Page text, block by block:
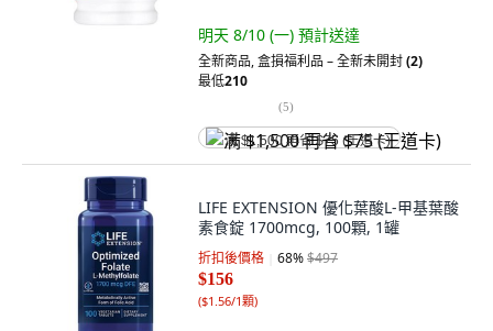
明天 8/10 (一) 預計送達
全新商品,盒損福利品 – 全新未開封(2)
最低210
(5)
满 $1,500 再省 $75 (王道卡)
LIFE EXTENSION 優化葉酸L-甲基葉酸
素食錠 1700mcg, 100顆, 1罐
折扣後價格 68%$497
$156
($1.56/1顆)